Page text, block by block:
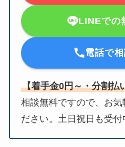
LINEでの
電話で
【着手金0円～・分割払
相談無料ですので、お気
ださい。土日祝日も受付